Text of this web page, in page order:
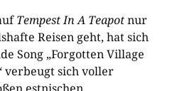
Tempest In A Teapotnur
Reisen geht, hat sich
Song „Forgotten Village
verbeugt sich voller